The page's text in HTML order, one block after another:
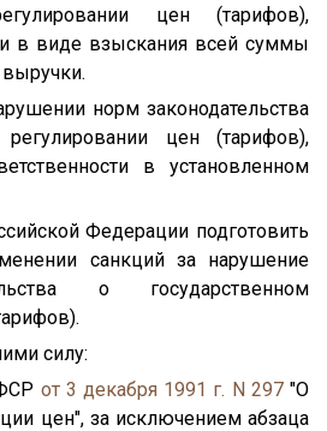
цен (тарифов),
в виде взыскания всей суммы
норм законодательства
цен (тарифов),
в установленном
Федерации подготовить
санкций за нарушение
о государственном
силу:
от 3 декабря 1991 г. N 297"О
цен", за исключением абзаца